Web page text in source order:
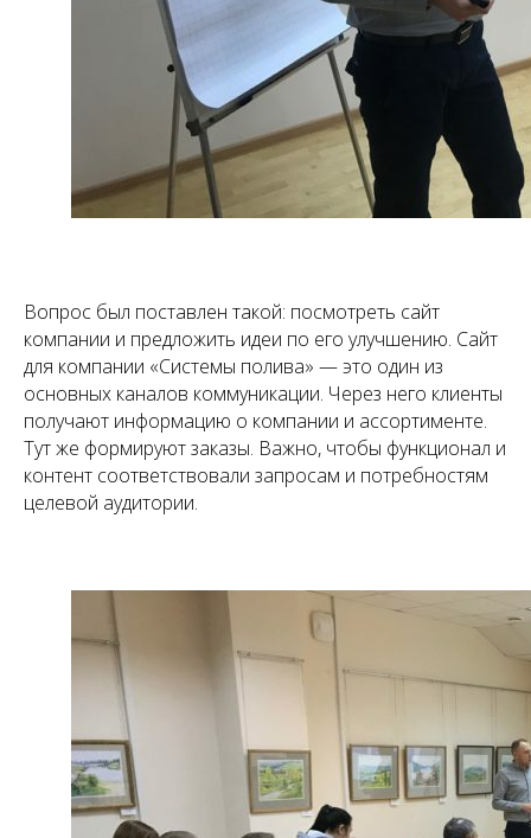
Вопрос был поставлен такой: посмотреть сайт
компании и предложить идеи по его улучшению. Сайт
для компании «Системы полива» — это один из
основных каналов коммуникации. Через него клиенты
получают информацию о компании и ассортименте.
Тут же формируют заказы. Важно, чтобы функционал и
контент соответствовали запросам и потребностям
целевой аудитории.